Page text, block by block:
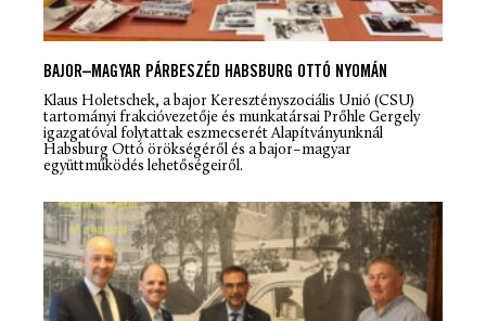
BAJOR–MAGYAR PÁRBESZÉD HABSBURG OTTÓ NYOMÁN
Klaus Holetschek, a bajor Keresztényszociális Unió (CSU)
tartományi frakcióvezetője és munkatársai Prőhle Gergely
igazgatóval folytattak eszmecserét Alapítványunknál
Habsburg Ottó örökségéről és a bajor–magyar
együttműködés lehetőségeiről.